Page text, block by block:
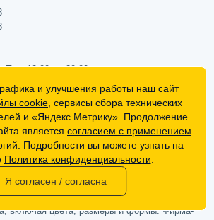
Пт с 10:00 до 20:00
13с1
этаж, офис 1
магазин NiceBike © 2012 - 2026
носит ознакомительный характер, не
(определяемой положениями Статьи 437
и не может в полной мере передавать
о свойствах, комплектации и
включая цвета, размеры и формы. Фирма-
и улучшения работы наш сайт
cookie , сервисы сбора технических
и «Яндекс.Метрику». Продолжение
является согласием с применением
Подробности вы можете узнать на
Политика конфиденциальности
Я согласен / согласна